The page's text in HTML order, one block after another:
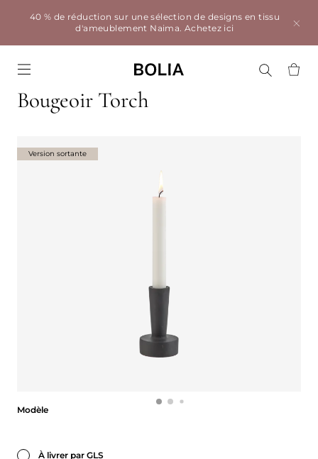
40 % de réduction sur une sélection de designs en tissu
d'ameublement Naima.Achetez ici
Bougeoir Torch
Modèle
À livrer par GLS
Version sortante